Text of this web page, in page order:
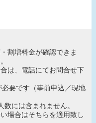
割増料金が確認できま
は、電話にてお問合せ下
要です（事前申込／現地
には含まれません。
場合はそちらを適用致し